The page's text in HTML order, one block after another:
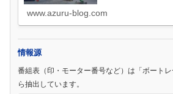
www.azuru-blog.com
情報源
番組表（印・モーター番号など）は「ボート
ら抽出しています。